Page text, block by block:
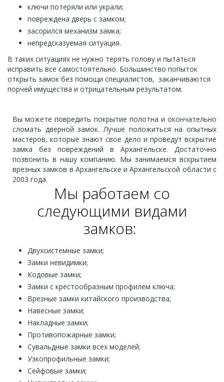
ключи потеряли или украли;
повреждена дверь с замком;
засорился механизм замка;
непредсказуемая ситуация.
В таких ситуациях не нужно терять голову и пытаться
исправить все самостоятельно. Большинство попыток
открыть замок без помощи специалистов, заканчиваются
порчей имущества и отрицательным результатом.
Вы можете повредить покрытие полотна и окончательно
сломать дверной замок. Лучше положиться на опытных
мастеров, которые знают свое дело и проведут вскрытие
замка без повреждений в Архангельске. Достаточно
позвонить в нашу компанию. Мы занимаемся вскрытием
врезных замков в Архангельске и Архангельской области с
2003 года.
Мы работаем со
следующими видами
замков:
Двухсистемные замки;
Замки невидимки;
Кодовые замки;
Замки с крестообразным профилем ключа;
Врезные замки китайского производства;
Навесные замки;
Накладные замки;
Противопожарные замки;
Сувальдные замки всех моделей;
Узкопрофильные замки;
Сейфовые замки;